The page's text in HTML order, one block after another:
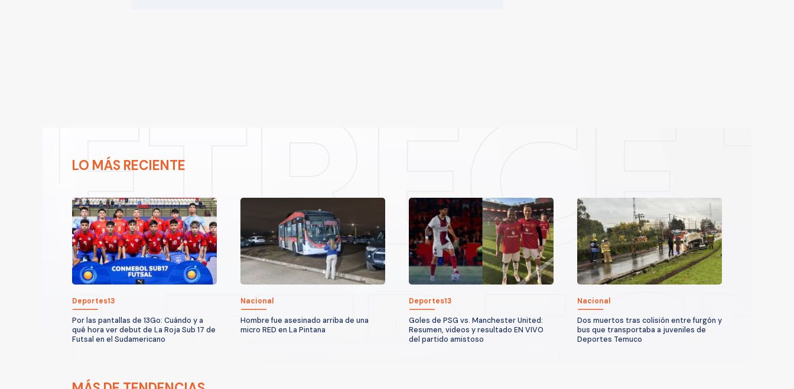
LO MÁS RECIENTE
Deportes13
Por las pantallas de 13Go: Cuándo y a
qué hora ver debut de La Roja Sub 17 de
Futsal en el Sudamericano
Nacional
Hombre fue asesinado arriba de una
micro RED en La Pintana
Deportes13
Goles de PSG vs. Manchester United:
Resumen, videos y resultado EN VIVO
del partido amistoso
Nacional
Dos muertos tras colisión entre furgón y
bus que transportaba a juveniles de
Deportes Temuco